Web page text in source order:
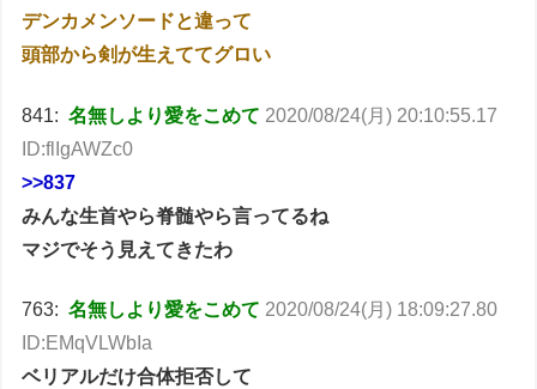
デンカメンソードと違って
頭部から剣が生えててグロい
841:名無しより愛をこめて 2020/08/24(月) 20:10:55.17
ID:flIgAWZc0
>>837
みんな生首やら脊髄やら言ってるね
マジでそう見えてきたわ
763:名無しより愛をこめて 2020/08/24(月) 18:09:27.80
ID:EMqVLWbIa
ベリアルだけ合体拒否して